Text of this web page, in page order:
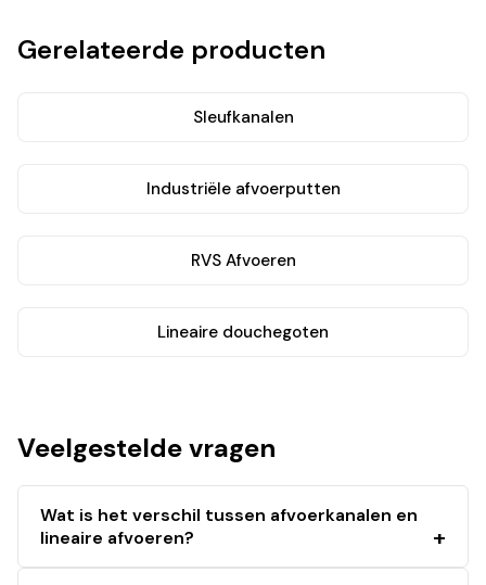
Gerelateerde producten
Sleufkanalen
Industriële afvoerputten
RVS Afvoeren
Lineaire douchegoten
Veelgestelde vragen
Wat is het verschil tussen afvoerkanalen en
lineaire afvoeren?